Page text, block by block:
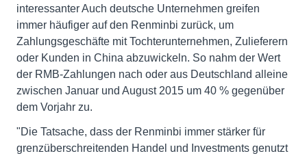
interessanter Auch deutsche Unternehmen greifen
immer häufiger auf den Renminbi zurück, um
Zahlungsgeschäfte mit Tochterunternehmen, Zulieferern
oder Kunden in China abzuwickeln. So nahm der Wert
der RMB-Zahlungen nach oder aus Deutschland alleine
zwischen Januar und August 2015 um 40 % gegenüber
dem Vorjahr zu.
"Die Tatsache, dass der Renminbi immer stärker für
grenzüberschreitenden Handel und Investments genutzt